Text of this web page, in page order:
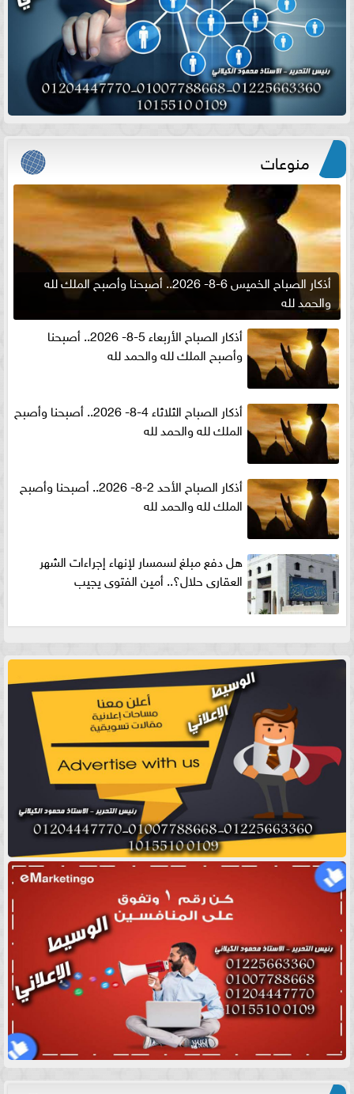
منوعات
أذكار الصباح الخميس 6-8- 2026.. أصبحنا وأصبح الملك لله
والحمد لله
أذكار الصباح الأربعاء 5-8- 2026.. أصبحنا
وأصبح الملك لله والحمد لله
أذكار الصباح الثلاثاء 4-8- 2026.. أصبحنا وأصبح
الملك لله والحمد لله
أذكار الصباح الأحد 2-8- 2026.. أصبحنا وأصبح
الملك لله والحمد لله
هل دفع مبلغ لسمسار لإنهاء إجراءات الشهر
العقارى حلال؟.. أمين الفتوى يجيب